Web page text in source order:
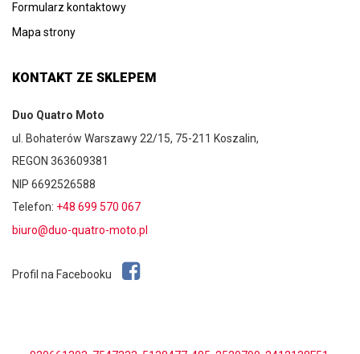
Formularz kontaktowy
Mapa strony
KONTAKT ZE SKLEPEM
Duo Quatro Moto
ul. Bohaterów Warszawy 22/15, 75-211 Koszalin,
REGON 363609381
NIP 6692526588
Telefon: +48 699 570 067
biuro@duo-quatro-moto.pl
Profil na Facebooku